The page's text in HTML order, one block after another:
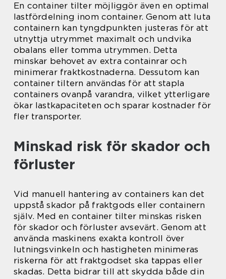
En container tilter möjliggör även en optimal
lastfördelning inom container. Genom att luta
containern kan tyngdpunkten justeras för att
utnyttja utrymmet maximalt och undvika
obalans eller tomma utrymmen. Detta
minskar behovet av extra containrar och
minimerar fraktkostnaderna. Dessutom kan
container tiltern användas för att stapla
containers ovanpå varandra, vilket ytterligare
ökar lastkapaciteten och sparar kostnader för
fler transporter.
Minskad risk för skador och
förluster
Vid manuell hantering av containers kan det
uppstå skador på fraktgods eller containern
själv. Med en container tilter minskas risken
för skador och förluster avsevärt. Genom att
använda maskinens exakta kontroll över
lutningsvinkeln och hastigheten minimeras
riskerna för att fraktgodset ska tappas eller
skadas. Detta bidrar till att skydda både din